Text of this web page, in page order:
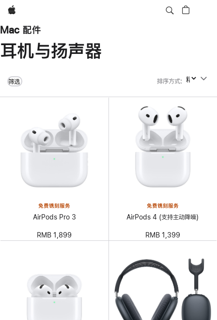
Apple
Mac 配件
耳机与扬声器
筛选 排序方式: 排序方式
免费镌刻服务
AirPods Pro 3
RMB 1,899
免费镌刻服务
AirPods 4 (支持主动降噪)
RMB 1,399